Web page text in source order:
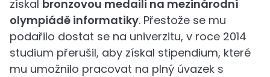
získal bronzovou medaili na mezinárodní
olympiádě informatiky. Přestože se mu
podařilo dostat se na univerzitu, v roce 2014
studium přerušil, aby získal stipendium, které
mu umožnilo pracovat na plný úvazek s